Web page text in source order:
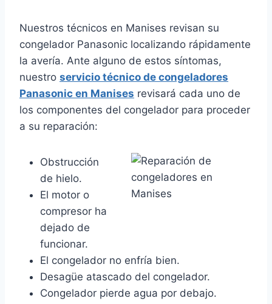
Nuestros técnicos en Manises revisan su
congelador Panasonic localizando rápidamente
la avería. Ante alguno de estos síntomas,
nuestro servicio técnico de congeladores
Panasonic en Manises revisará cada uno de
los componentes del congelador para proceder
a su reparación:
Obstrucción
de hielo.
El motor o
compresor ha
dejado de
funcionar.
El congelador no enfría bien.
Desagüe atascado del congelador.
Congelador pierde agua por debajo.